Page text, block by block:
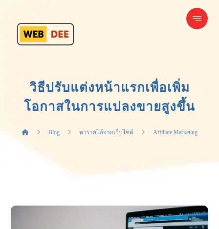
วิธีปรับแต่งหน้าแรกเพื่อเพิ่ม
โอกาสในการแปลงขายสูงขึ้น
Blog หารายได้จากเว็บไซต์ Affiliate Marketing